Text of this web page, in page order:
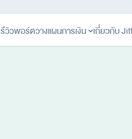
รีวิวพอร์ตวางแผนการเงิน เกี่ยวกับ